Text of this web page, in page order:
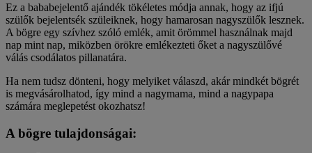
Ez a bababejelentő ajándék tökéletes módja annak, hogy az ifjú
szülők bejelentsék szüleiknek, hogy hamarosan nagyszülők lesznek.
A bögre egy szívhez szóló emlék, amit örömmel használnak majd
nap mint nap, miközben örökre emlékezteti őket a nagyszülővé
válás csodálatos pillanatára.
Ha nem tudsz dönteni, hogy melyiket válaszd, akár mindkét bögrét
is megvásárolhatod, így mind a nagymama, mind a nagypapa
számára meglepetést okozhatsz!
A bögre tulajdonságai: